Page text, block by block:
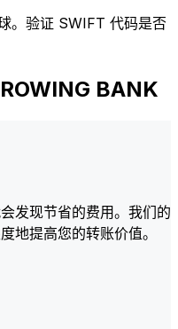
。验证 SWIFT 代码是否
BANK
发现节省的费用。我们的
地提高您的转账价值。